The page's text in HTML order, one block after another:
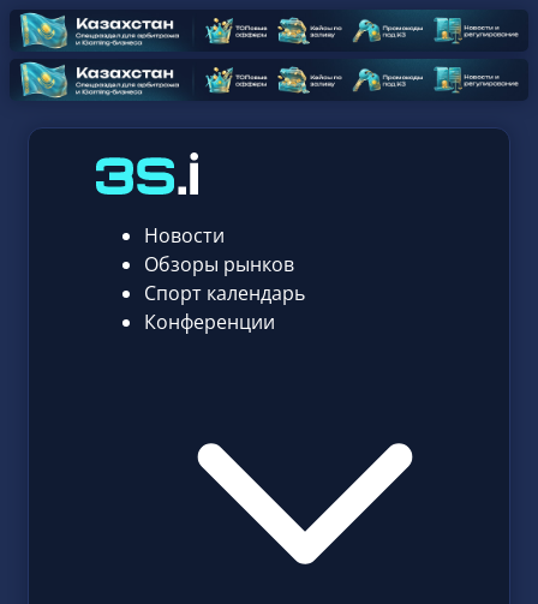
Новости
Обзоры рынков
Спорт календарь
Конференции